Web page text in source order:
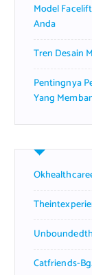
Model
Anda
Tren Desain
Pentingnya
Yang
Catfriends-